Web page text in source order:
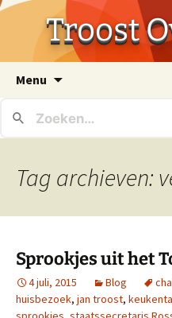
Troost
Menu
inhoud
Tag archieven:
Sprookjes uit het
4 juli, 2015 Blog
huisbezoek, jan troost,